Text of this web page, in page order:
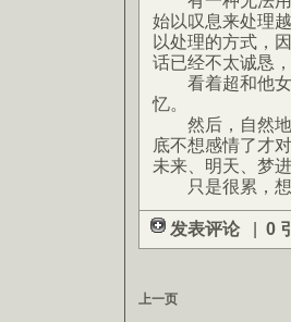
始以叹息来处理
以处理的方式，
话已经不太诚恳
看着超和他女
忆。
然后，自然地
底不想感情了才
未来、明天、梦进
只是很累，想
发表评论 | 0
上一页